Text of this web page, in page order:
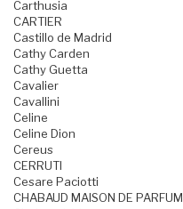
Carthusia
CARTIER
Castillo de Madrid
Cathy Carden
Cathy Guetta
Cavalier
Cavallini
Celine
Celine Dion
Cereus
CERRUTI
Cesare Paciotti
CHABAUD MAISON DE PARFUM